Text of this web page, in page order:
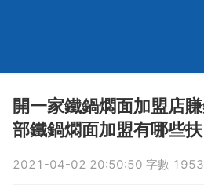
開一家鐵鍋燜面加盟店
部鐵鍋燜面加盟有哪些扶
2021-04-02 20:50:50 字數